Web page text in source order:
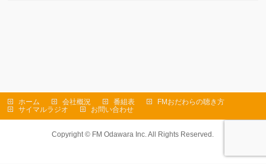
ホーム 会社概況 番組表
FMおだわらの聴き方
サイマルラジオ
お問い合わせ
Copyright © FM Odawara Inc.All Rights Reserved.